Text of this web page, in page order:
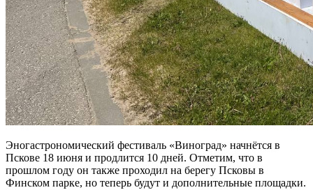
Эногастрономический фестиваль «Виноград» начнётся в
Пскове 18 июня и продлится 10 дней. Отметим, что в
прошлом году он также проходил на берегу Псковы в
Финском парке, но теперь будут и дополнительные площадки.